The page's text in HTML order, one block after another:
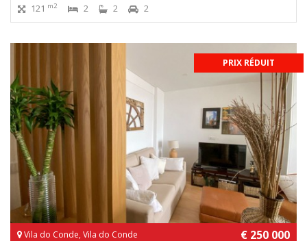
121 m2 2 2 2
PRIX RÉDUIT
Vila do Conde, Vila do Conde € 250 000